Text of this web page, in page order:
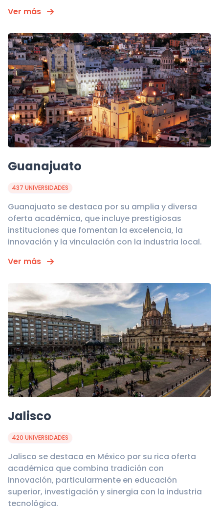
Ver más
Guanajuato
437 UNIVERSIDADES
Guanajuato se destaca por su amplia y diversa
oferta académica, que incluye prestigiosas
instituciones que fomentan la excelencia, la
innovación y la vinculación con la industria local.
Ver más
Jalisco
420 UNIVERSIDADES
Jalisco se destaca en México por su rica oferta
académica que combina tradición con
innovación, particularmente en educación
superior, investigación y sinergia con la industria
tecnológica.